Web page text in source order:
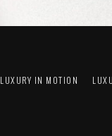
LUXURY IN MOTION